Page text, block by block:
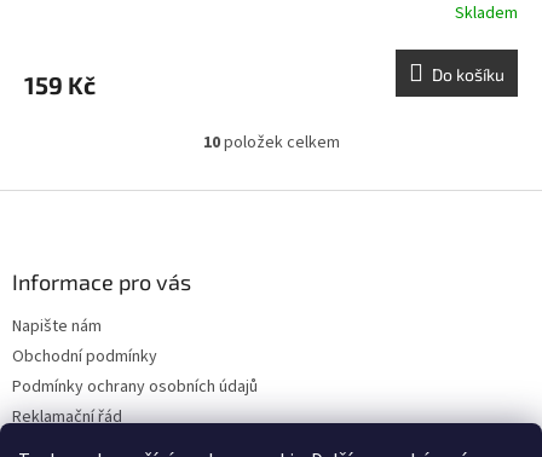
Skladem
159 Kč Do košíku
O
l
k
y
v
10položek celkem
Informace pro vás
Napište nám
Obchodní podmínky
Podmínky ochrany osobních údajů
Reklamační řád